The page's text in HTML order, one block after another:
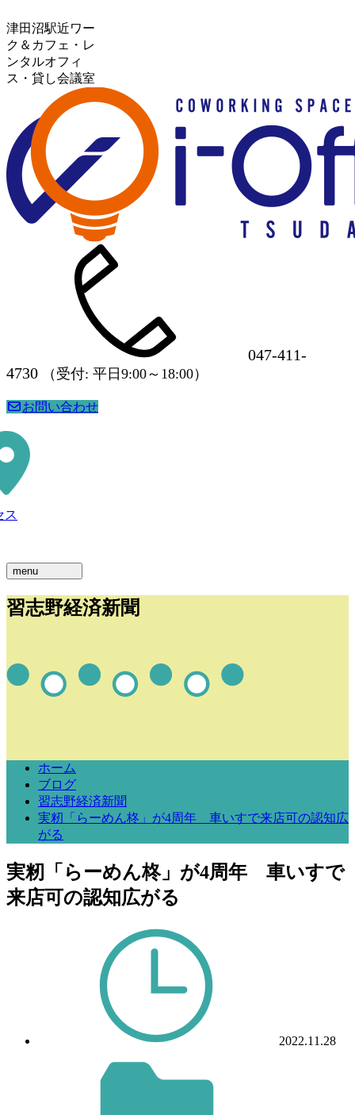
津田沼駅近ワー
ク＆カフェ・レ
ンタルオフィ
ス・貸し会議室
047-411-
4730
（受付: 平日9:00～18:00）
お問い合わせ
ス
menu
習志野経済新聞
ホーム
ブログ
習志野経済新聞
実籾「らーめん柊」が4周年 車いすで来店可の認知広
がる
実籾「らーめん柊」が4周年 車いすで
来店可の認知広がる
2022.11.28